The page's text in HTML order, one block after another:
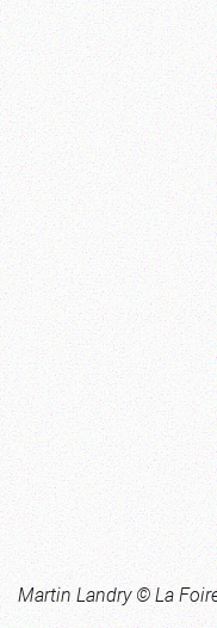
Martin Landry © La